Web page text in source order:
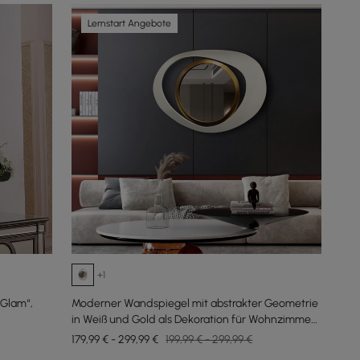
Lernstart Angebote
+1
Moderner Wandspiegel mit abstrakter Geometrie
in Weiß und Gold als Dekoration für Wohnzimmer
und Schlafzimmer
179,99 € - 299,99 € 199,99 € - 299,99 €